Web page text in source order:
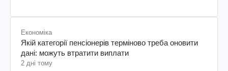
Економіка
Якій категорії пенсіонерів терміново треба оновити
дані: можуть втратити виплати
2 дні тому